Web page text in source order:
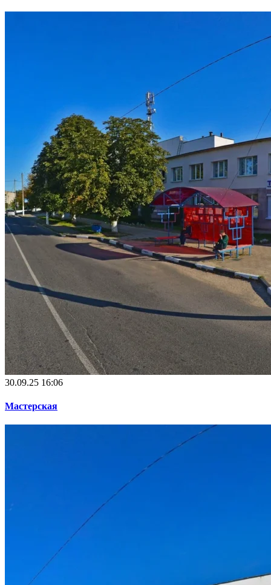
30.09.25 16:06
Мастерская